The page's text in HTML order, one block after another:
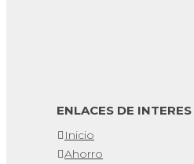
ENLACES DE INTERES
Inicio
Ahorro